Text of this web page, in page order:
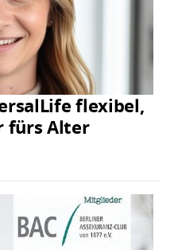
flexibel,
fürs Alter